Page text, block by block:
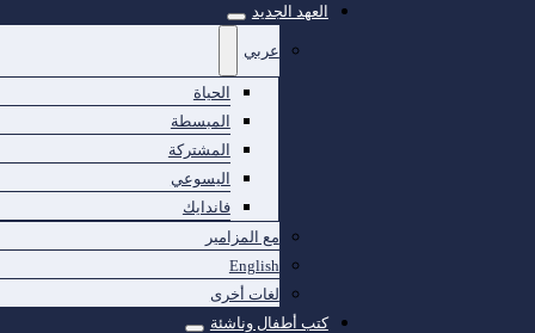
العهد الجديد
عربي
الحياة
المبسطة
المشتركة
اليسوعي
فاندايك
مع المزامير
English
لغات أخرى
كتب أطفال وناشئة